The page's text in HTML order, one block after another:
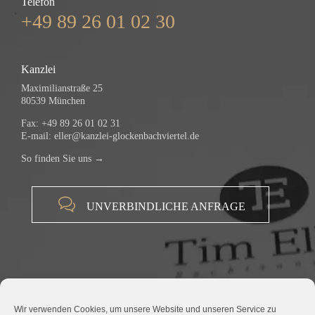
Wir verwenden Cookies, um unsere Website und unseren Service zu
+49 89 26 01 02 30
Kanzlei
Maximilianstraße 25
80539 München
Fax: +49 89 26 01 02 31
E-mail: eller@kanzlei-glockenbachviertel.de
So finden Sie uns →
 UNVERBINDLICHE ANFRAGE